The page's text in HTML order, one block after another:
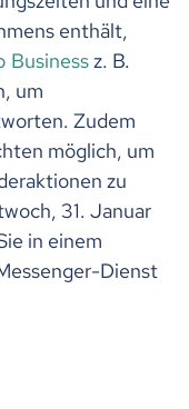
enthält,
Businessz. B.
um
Zudem
möglich, um
zu
31. Januar
in einem
Dienst